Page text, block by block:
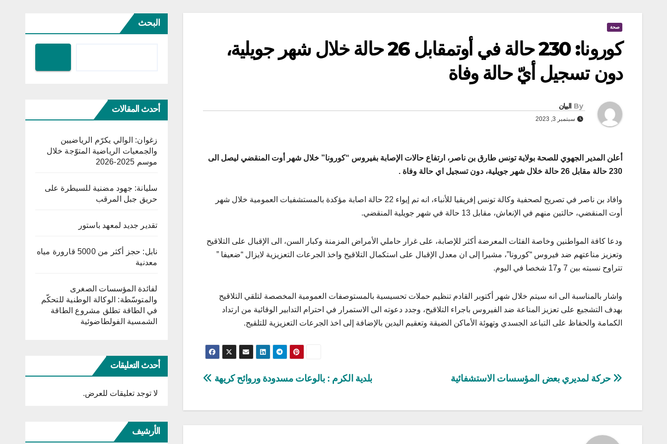
صحة
كورونا: 230 حالة في أوتمقابل 26 حالة خلال شهر جويلية،
دون تسجيل أيّ حالة وفاة
By البيان
سبتمبر 3, 2023
أعلن المدير الجهوي للصحة بولاية تونس طارق بن ناصر، ارتفاع حالات الإصابة بفيروس “كورونا” خلال شهر أوت المنقضي ليصل الى
230 حالة مقابل 26 حالة خلال شهر جويلية، دون تسجيل اي حالة وفاة .
وافاد بن ناصر في تصريح لصحفية وكالة تونس إفريقيا للأنباء، انه تم إيواء 22 حالة اصابة مؤكدة بالمستشفيات العمومية خلال شهر
أوت المنقضي، حالتين منهم في الإنعاش، مقابل 13 حالة في شهر جويلية المنقضي.
ودعا كافة المواطنين وخاصة الفئات المعرضة أكثر للإصابة، على غرار حاملي الأمراض المزمنة وكبار السن، الى الإقبال على التلاقيح
وتعزيز مناعتهم ضد فيروس “كورونا”، مشيرا إلى ان معدل الإقبال على استكمال التلاقيح واخذ الجرعات التعزيزية لايزال “ضعيفا ”
تتراوح نسبته بين 7 و17 شخصا في اليوم.
واشار بالمناسبة الى انه سيتم خلال شهر أكتوبر القادم تنظيم حملات تحسيسية بالمستوصفات العمومية المخصصة لتلقي التلاقيح
بهدف التشجيع على تعزيز المناعة ضد الفيروس باجراء التلاقيح، وجدد دعوته الى الاستمرار في احترام التدابير الوقائية من ارتداد
الكمامة والحفاظ على التباعد الجسدي وتهوئة الأماكن الضيقة وتعقيم اليدين بالإضافة إلى اخذ الجرعات التعزيزية للتلقيح.
تصفّح
بلدية الكرم : بالوعات مسدودة وروائح كريهة حركة لمديري بعض المؤسسات الاستشفائية
البحث
أحدث المقالات
زغوان: الوالي يكرّم الرياضيين
والجمعيات الرياضية المتوّجة خلال
موسم 2025-2026
سليانة: جهود مضنية للسيطرة على
حريق جبل المرقب
تقدير جديد لمعهد باستور
نابل: حجز أكثر من 5000 قارورة مياه
معدنية
لفائدة المؤسسات الصغرى
والمتوسّطة: الوكالة الوطنية للتحكّم
في الطاقة تطلق مشروع الطاقة
الشمسية الفولطاضوئية
أحدث التعليقات
لا توجد تعليقات للعرض.
الأرشيف